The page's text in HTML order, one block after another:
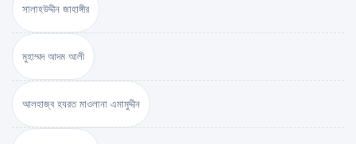
সালাহউদ্দীন জাহাঙ্গীর
মুহাম্মদ আদম আলী
আলহাজ্ব হযরত মাওলানা এমামুদ্দীন